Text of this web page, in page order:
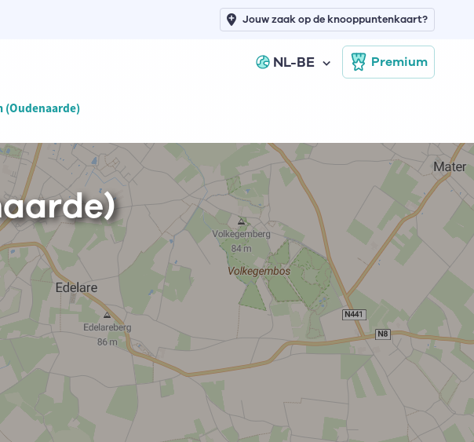
NL-BE Premium
Jouw zaak op de knooppuntenkaart?
(Oudenaarde)